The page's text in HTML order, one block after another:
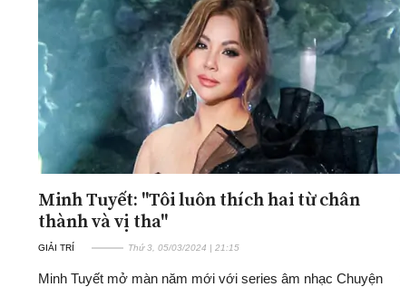
ĐA CHIỀU
Quan điểm
Xi nhan Trái Phải
Bạn đọc viết
INFOCUS
Minh Tuyết: "Tôi luôn thích hai từ chân
thành và vị tha"
GIẢI TRÍ Thứ 3, 05/03/2024 | 21:15
Minh Tuyết mở màn năm mới với series âm nhạc Chuyện